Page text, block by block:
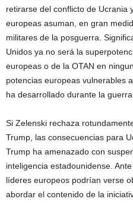
retirarse del conflicto de Ucrania
europeas asuman, en gran
militares de la posguerra.
Unidos ya no será la
europeas o de la OTAN en
potencias europeas vulnerables
ha desarrollado durante la guerra
Si Zelenski rechaza
Trump, las consecuencias para
Trump ha amenazado con
inteligencia estadounidense.
líderes europeos podrían verse
abordar el contenido de la